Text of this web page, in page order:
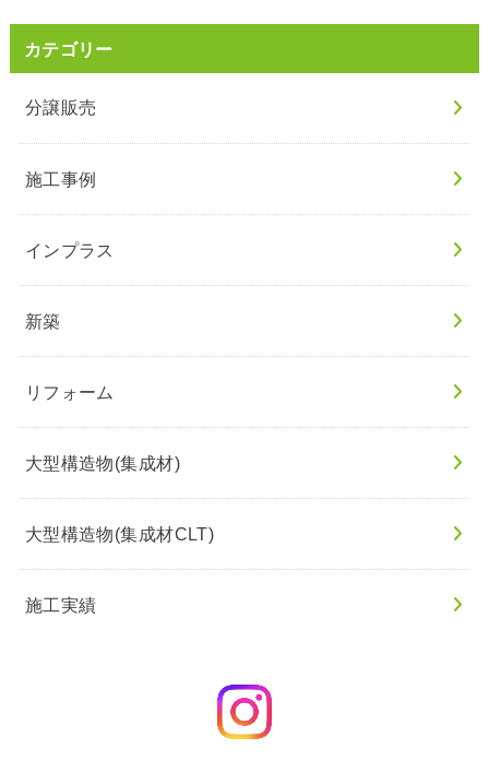
カテゴリー
分譲販売
施工事例
インプラス
新築
リフォーム
大型構造物(集成材)
大型構造物(集成材CLT)
施工実績